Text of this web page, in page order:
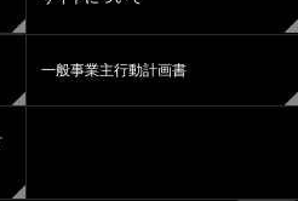
一般事業主行動計画書